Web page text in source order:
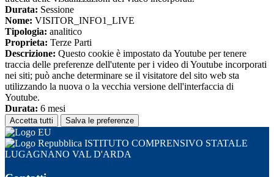
Durata: Sessione
Nome: VISITOR_INFO1_LIVE
Tipologia: analitico
Proprieta: Terze Parti
Descrizione: Questo cookie è impostato da Youtube per tenere
traccia delle preferenze dell'utente per i video di Youtube incorporati
nei siti; può anche determinare se il visitatore del sito web sta
utilizzando la nuova o la vecchia versione dell'interfaccia di
Youtube.
Durata: 6 mesi
Accetta tutti Salva le preferenze
ISTITUTO COMPRENSIVO STATALE
LUGAGNANO VAL D'ARDA